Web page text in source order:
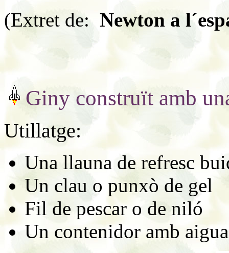
(Extret de: Newton a
Giny construït amb
Utillatge:
Una llauna de refresc
Un clau o punxò de gel
Fil de pescar o de niló
Un contenidor amb aigua